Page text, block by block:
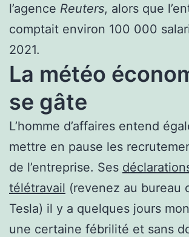
l’agence Reuters, alors que
comptait environ 100 000
2021.
La météo
se gâte
L’homme d’affaires entend
mettre en pause les
de l’entreprise. Ses
télétravail (revenez au bureau
Tesla) il y a quelques jours
une certaine fébrilité et sans